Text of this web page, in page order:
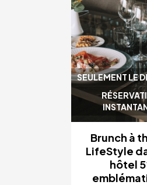
SEULEMENT LE
Brunch à
LifeStyle
hôtel